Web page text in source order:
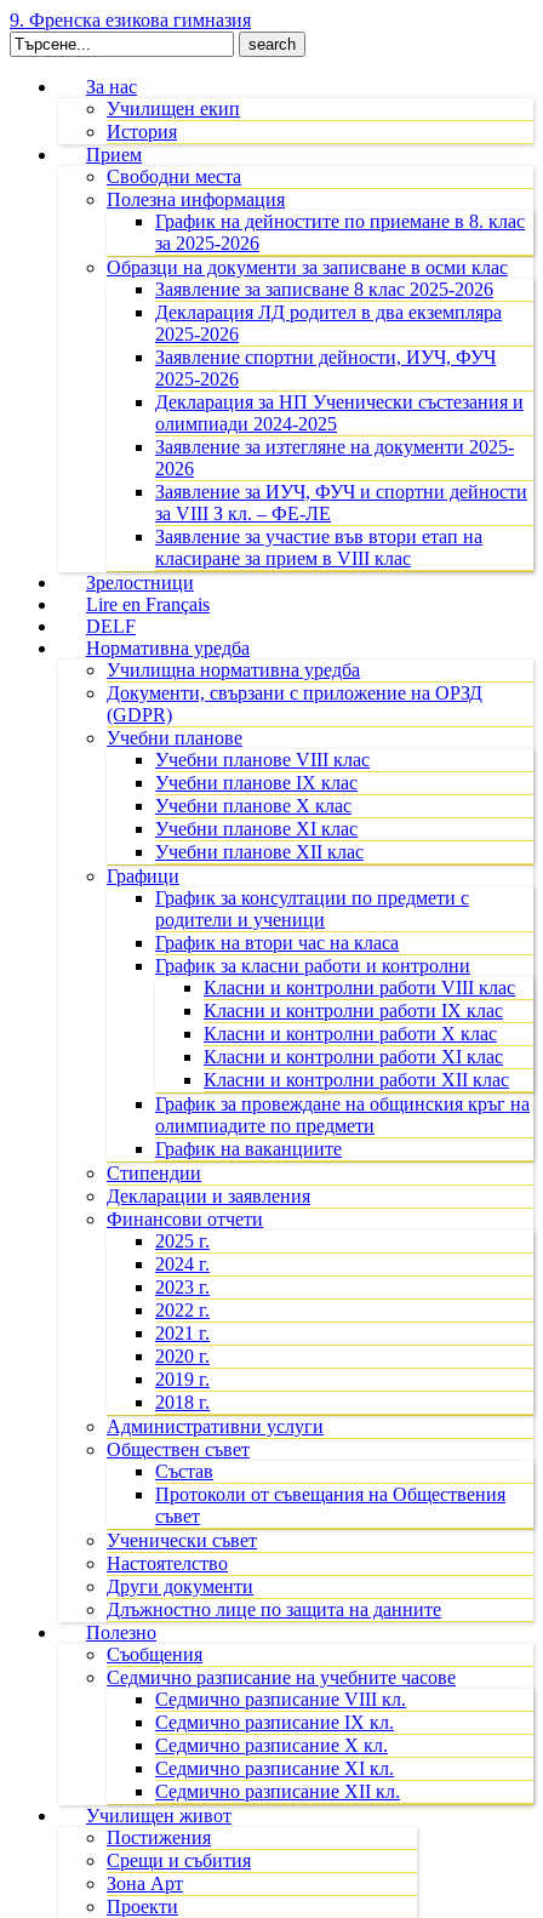
9. Френска езикова гимназия
Search
for:
За нас
Училищен екип
История
Прием
Свободни места
Полезна информация
График на дейностите по приемане в 8. клас
за 2025-2026
Образци на документи за записване в осми клас
Заявление за записване 8 клас 2025-2026
Декларация ЛД родител в два екземпляра
2025-2026
Заявление спортни дейности, ИУЧ, ФУЧ
2025-2026
Декларация за НП Ученически състезания и
олимпиади 2024-2025
Заявление за изтегляне на документи 2025-
2026
Заявление за ИУЧ, ФУЧ и спортни дейности
за VIII З кл. – ФЕ-ЛЕ
Заявление за участие във втори етап на
класиране за прием в VIII клас
Зрелостници
Lire en Français
DELF
Нормативна уредба
Училищна нормативна уредба
Документи, свързани с приложение на ОРЗД
(GDPR)
Учебни планове
Учебни планове VIII клас
Учебни планове IX клас
Учебни планове X клас
Учебни планове XI клас
Учебни планове XII клас
Графици
График за консултации по предмети с
родители и ученици
График на втори час на класа
График за класни работи и контролни
Класни и контролни работи VIII клас
Класни и контролни работи IX клас
Класни и контролни работи X клас
Класни и контролни работи XI клас
Класни и контролни работи XII клас
График за провеждане на общинския кръг на
олимпиадите по предмети
График на ваканциите
Стипендии
Декларации и заявления
Финансови отчети
2025 г.
2024 г.
2023 г.
2022 г.
2021 г.
2020 г.
2019 г.
2018 г.
Административни услуги
Обществен съвет
Състав
Протоколи от съвещания на Обществения
съвет
Ученически съвет
Настоятелство
Други документи
Длъжностно лице по защита на данните
Полезно
Съобщения
Седмично разписание на учебните часове
Седмично разписание VIII кл.
Седмично разписание IX кл.
Седмично разписание X кл.
Седмично разписание XI кл.
Седмично разписание XII кл.
Училищен живот
Постижения
Срещи и събития
Зона Арт
Проекти